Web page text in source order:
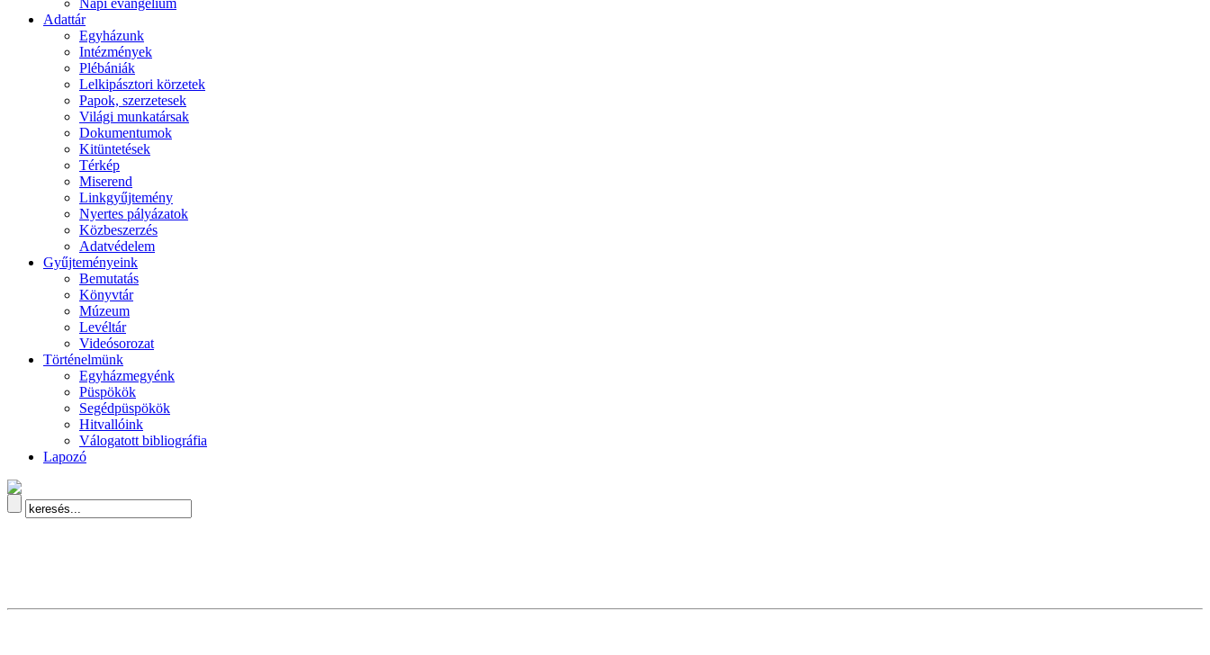
Napi evangélium
Adattár
Egyházunk
Intézmények
Plébániák
Lelkipásztori körzetek
Papok, szerzetesek
Világi munkatársak
Dokumentumok
Kitüntetések
Térkép
Miserend
Linkgyűjtemény
Nyertes pályázatok
Közbeszerzés
Adatvédelem
Gyűjteményeink
Bemutatás
Könyvtár
Múzeum
Levéltár
Videósorozat
Történelmünk
Egyházmegyénk
Püspökök
Segédpüspökök
Hitvallóink
Válogatott bibliográfia
Lapozó